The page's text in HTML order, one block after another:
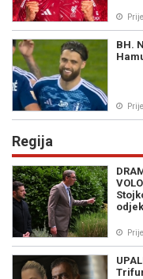
BH.
Regija